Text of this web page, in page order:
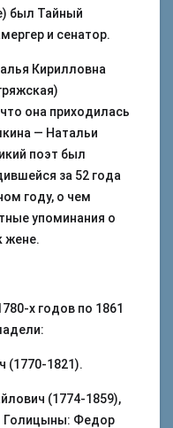
был Тайный
и сенатор.
Кирилловна
она приходилась
— Натальи
поэт был
за 52 года
году, о чем
упоминания о
жене.
х годов по 1861
(1770-1821).
(1774-1859),
Голицыны: Федор